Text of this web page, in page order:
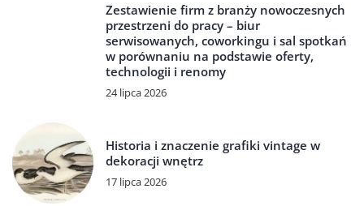
Zestawienie firm z branży nowoczesnych
przestrzeni do pracy – biur
serwisowanych, coworkingu i sal spotkań
w porównaniu na podstawie oferty,
technologii i renomy
24 lipca 2026
Historia i znaczenie grafiki vintage w
dekoracji wnętrz
17 lipca 2026